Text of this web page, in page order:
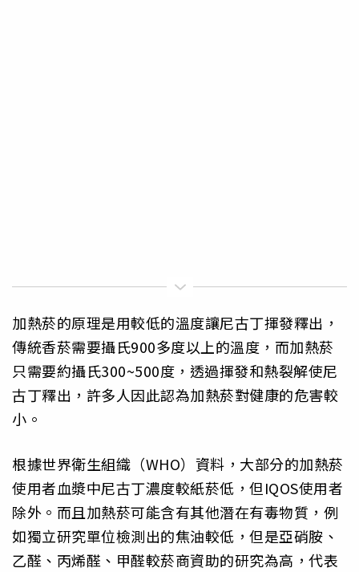
加熱菸的原理是用較低的溫度讓尼古丁揮發釋出，
傳統香菸需要攝氏900多度以上的溫度，而加熱菸
只需要約攝氏300~500度，透過揮發和熱裂解使尼
古丁釋出，許多人因此認為加熱菸對健康的危害較
小。
根據世界衛生組織（WHO）資料，大部分的加熱菸
使用者血漿中尼古丁濃度較紙菸低，但IQOS使用者
除外。而且加熱菸可能含有其他潛在有毒物質，例
如獨立研究單位檢測出的焦油較低，但是亞硝胺、
乙醛、丙烯醛、甲醛較菸商資助的研究為高，代表